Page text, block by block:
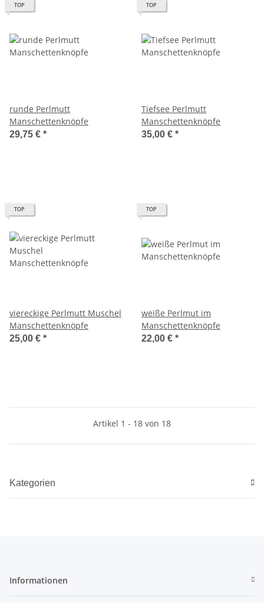
TOP
runde Perlmutt
Manschettenknöpfe
29,75 € *
TOP
Tiefsee Perlmutt
Manschettenknöpfe
35,00 € *
TOP
viereckige Perlmutt Muschel
Manschettenknöpfe
25,00 € *
TOP
weiße Perlmut im
Manschettenknöpfe
22,00 € *
Artikel 1 - 18 von 18
Kategorien
Informationen